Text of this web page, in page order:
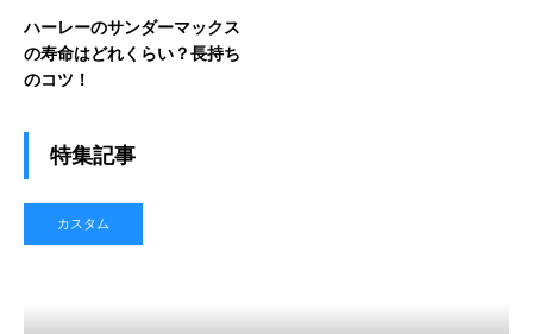
ハーレーのサンダーマックス
の寿命はどれくらい？長持ち
のコツ！
特集記事
カスタム